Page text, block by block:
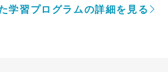
学習プログラムの詳細を見る